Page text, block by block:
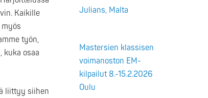
Kaikille
työn,
kuka osaa
liittyy siihen
Julians, Malta
Mastersien klassisen
voimanoston EM-
kilpailut 8.-15.2.2026
Oulu